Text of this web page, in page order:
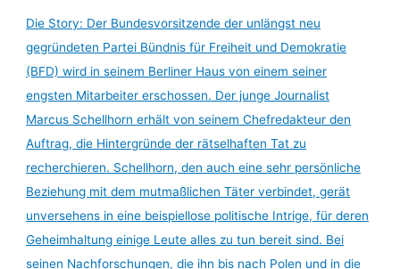
Die Story: Der Bundesvorsitzende der unlängst neu
gegründeten Partei Bündnis für Freiheit und Demokratie
(BFD) wird in seinem Berliner Haus von einem seiner
engsten Mitarbeiter erschossen. Der junge Journalist
Marcus Schellhorn erhält von seinem Chefredakteur den
Auftrag, die Hintergründe der rätselhaften Tat zu
recherchieren. Schellhorn, den auch eine sehr persönliche
Beziehung mit dem mutmaßlichen Täter verbindet, gerät
unversehens in eine beispiellose politische Intrige, für deren
Geheimhaltung einige Leute alles zu tun bereit sind. Bei
seinen Nachforschungen, die ihn bis nach Polen und in die